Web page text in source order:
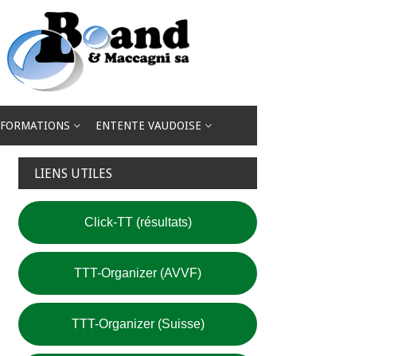
FORMATIONS ENTENTE VAUDOISE
LIENS UTILES
Click-TT (résultats)
TTT-Organizer (AVVF)
TTT-Organizer (Suisse)